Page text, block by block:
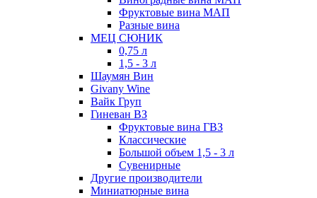
Фруктовые вина МАП
Разные вина
МЕЦ СЮНИК
0,75 л
1,5 - 3 л
Шаумян Вин
Givany Wine
Вайк Груп
Гиневан ВЗ
Фруктовые вина ГВЗ
Классические
Большой объем 1,5 - 3 л
Сувенирные
Другие производители
Миниатюрные вина